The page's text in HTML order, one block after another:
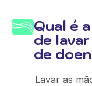
Qual é
de
de
Lavar as